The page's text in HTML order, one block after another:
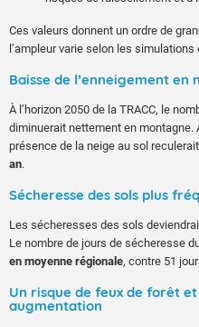
Ces valeurs donnent un ordre de
l’ampleur varie selon les simulations
Baisse de l’enneigement en
À l’horizon 2050 de la TRACC, le
diminuerait nettement en montagne.
présence de la neige au sol reculerait
an.
Sécheresse des sols plus
Les sécheresses des sols
Le nombre de jours de sécheresse
en moyenne régionale, contre 51
Un risque de feux de forêt
augmentation